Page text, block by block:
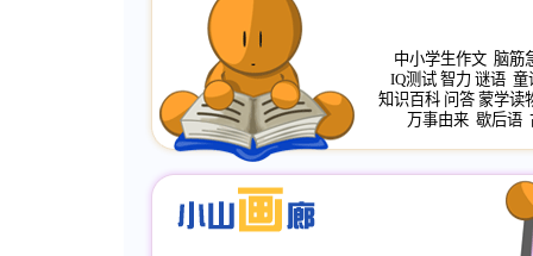
中小学生作文 脑筋
IQ测试 智力 谜语 童
知识百科 问答 蒙学读
万事由来 歇后语